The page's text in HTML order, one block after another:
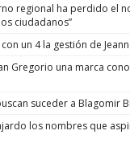
regional ha perdido el
ciudadanos”
un 4 la gestión de
Gregorio una marca
suceder a Blagomir
los nombres que